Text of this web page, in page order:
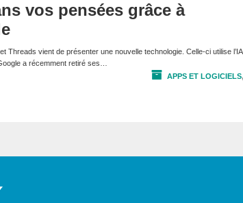
vos pensées grâce à
Threads vient de présenter une nouvelle technologie. Celle-ci utilise
a récemment retiré ses…
APPS ET LOGICIELS